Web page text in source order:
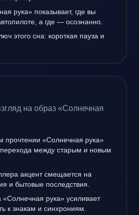
рука» показывает, где вы
а где — осознанно.
этого сна: короткая пауза и
на образ «Солнечная
прочтении «Солнечная рука»
перехода между старым и новым
акцент смещается на
и бытовые последствия.
«Солнечная рука» усиливает
к знакам и синхрониям.